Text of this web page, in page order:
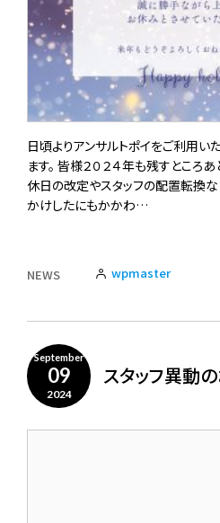
日頃よりアンサルトポイをご利用い
ます。 皆様２０２４年も残すところ
休日の改定やスタッフの配置転換
かけしたにもかかわ…
NEWS wpmaster
September
09
2024
スタッフ異動